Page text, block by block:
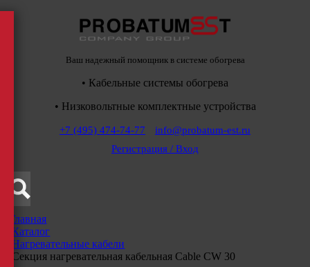
Ваш надежный помощник в системе обогрева
• Кабельные системы обогрева
• Низковольтные комплектные устройства
+7 (495) 474-74-77
info@probatum-est.ru
Регистрация / Вход
Главная
Каталог
Нагревательные кабели
Секция нагревательная кабельная Cable CW 30